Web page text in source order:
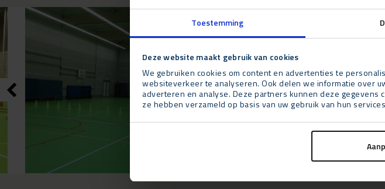
Toestemming
Deze website maakt gebruik van cookies
We gebruiken cookies om content en advertenties te
websiteverkeer te analyseren. Ook delen we informatie over
adverteren en analyse. Deze partners kunnen deze
ze hebben verzameld op basis van uw gebruik van hun